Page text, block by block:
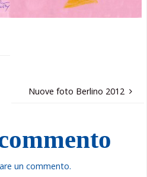
Nuove foto Berlino 2012
un commento.